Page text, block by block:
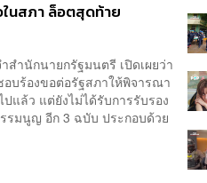
ในสภา ล็อตสุดท้าย
ำนักนายกรัฐมนตรี เปิดเผยว่า
บร้องขอต่อรัฐสภาให้พิจารณา
แล้ว แต่ยังไม่ได้รับการรับรอง
รมนูญ อีก 3 ฉบับ ประกอบด้วย